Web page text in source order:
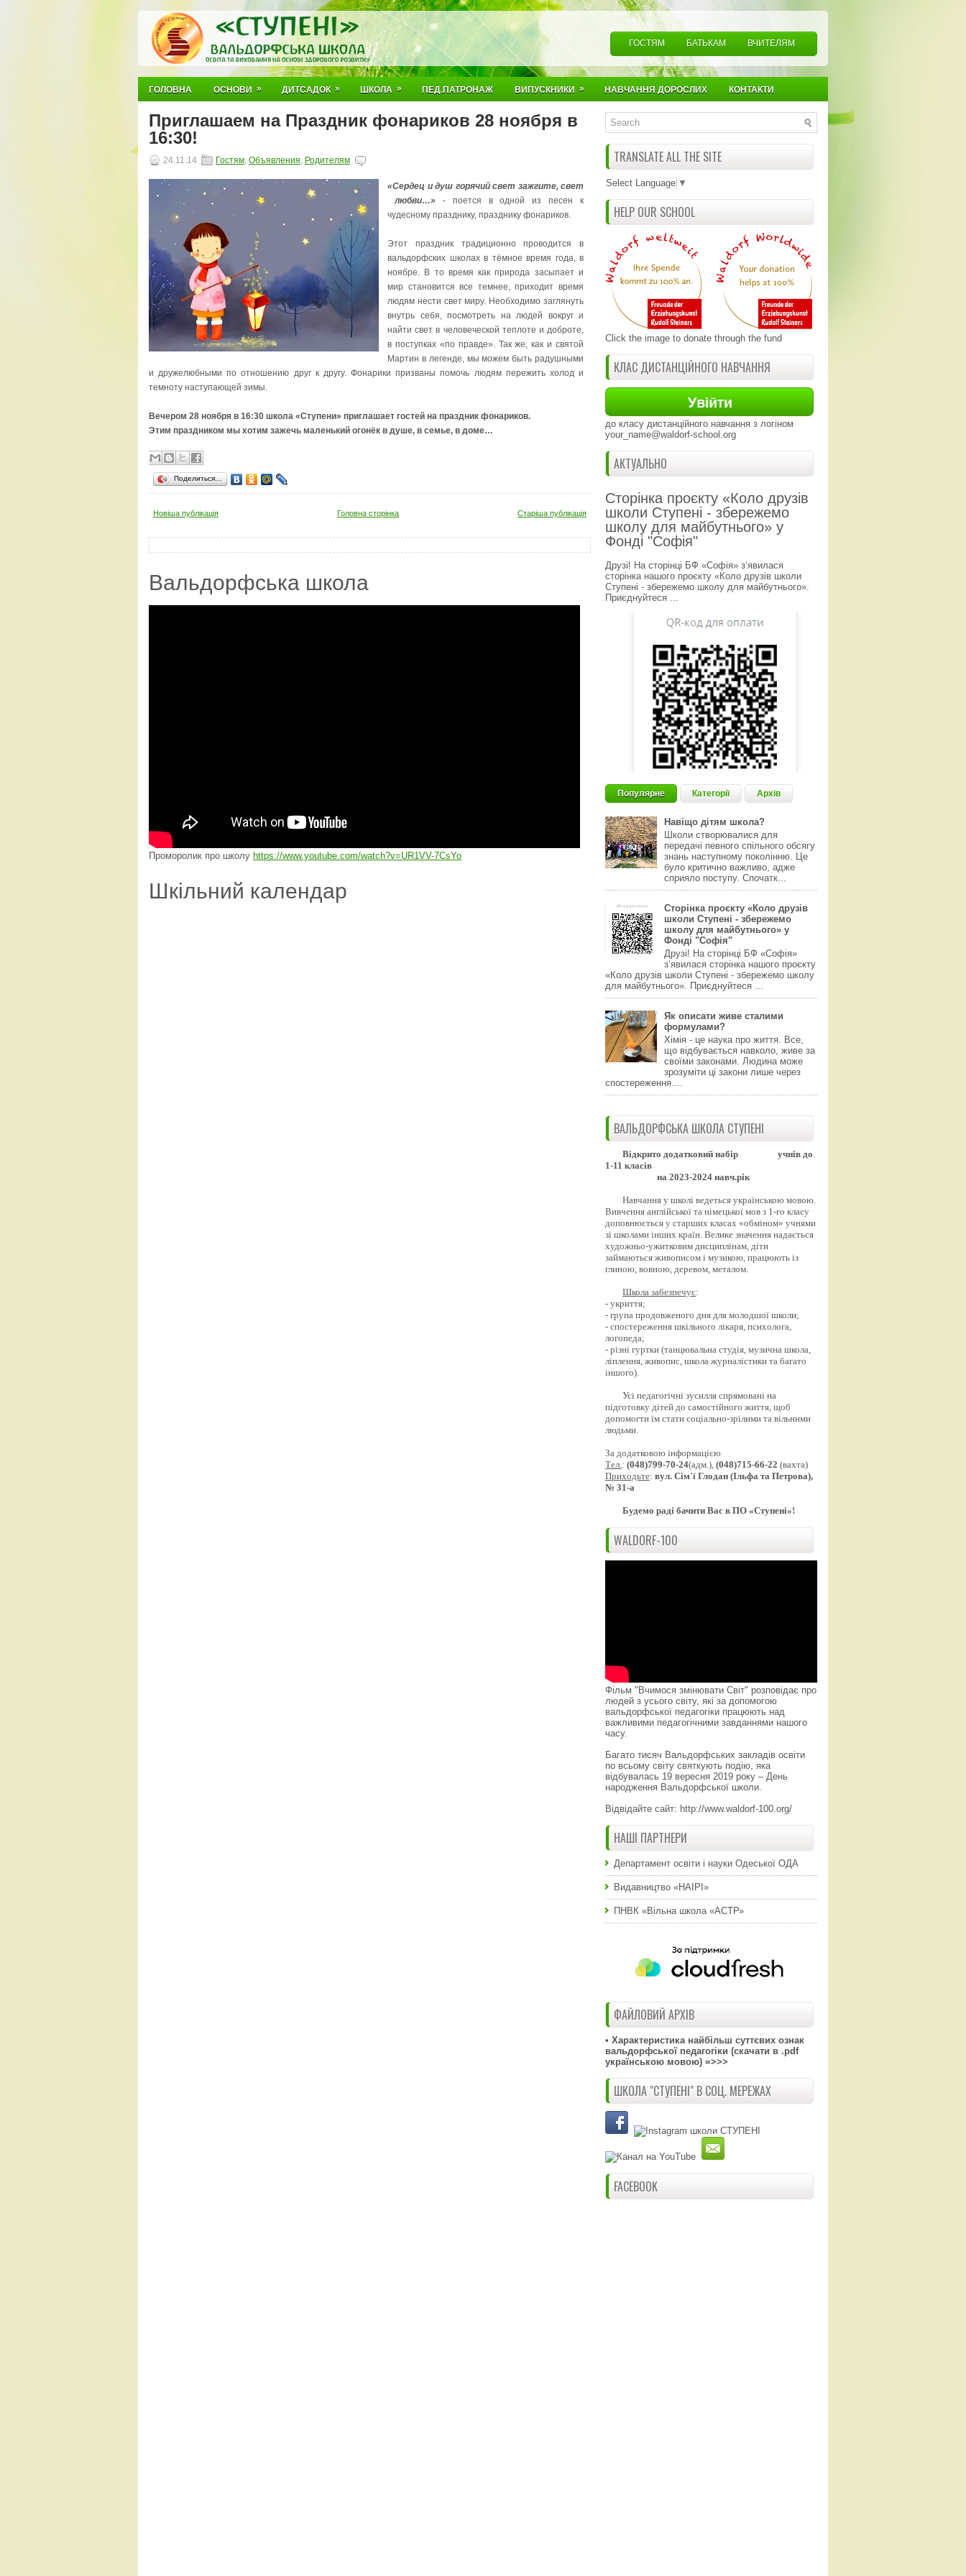
ГОСТЯМ БАТЬКАМ ВЧИТЕЛЯМ
ГОЛОВНА ОСНОВИ » ДИТСАДОК » ШКОЛА » ПЕД.ПАТРОНАЖ ВИПУСКНИКИ » НАВЧАННЯ ДОРОСЛИХ КОНТАКТИ
Приглашаем на Праздник фонариков 28 ноября в
16:30!
24.11.14 Гостям, Объявления, Родителям
«Сердец и душ горячий свет зажгите, свет
любви…»- поется в одной из песен к
чудесному празднику, празднику фонариков.
Этот праздник традиционно проводится в
вальдорфских школах в тёмное время года, в
ноябре. В то время как природа засыпает и
мир становится все темнее, приходит время
людям нести свет миру. Необходимо заглянуть
внутрь себя, посмотреть на людей вокруг и
найти свет в человеческой теплоте и доброте,
в поступках «по правде». Так же, как и святой
Мартин в легенде, мы можем быть радушными
и дружелюбными по отношению друг к другу. Фонарики призваны помочь людям пережить холод и
темноту наступающей зимы.
Вечером 28 ноября в 16:30 школа «Ступени» приглашает гостей на праздник фонариков.
Этим праздником мы хотим зажечь маленький огонёк в душе, в семье, в доме…
Поделиться…
Новіша публікація Старіша публікація
Головна сторінка
Вальдорфська школа
Проморолик про школу https://www.youtube.com/watch?v=UR1VV-7CsYo
Шкільний календар
TRANSLATE ALL THE SITE
Select Language ▼
HELP OUR SCHOOL
Click the image to donate through the fund
КЛАС ДИСТАНЦІЙНОГО НАВЧАННЯ
до класу дистанційного навчання з логіном
your_name@waldorf-school.org
АКТУАЛЬНО
Сторінка проєкту «Коло друзів
школи Ступені - збережемо
школу для майбутнього» у
Фонді "Софія"
Друзі! На сторінці БФ «Софія» з‘явилася
сторінка нашого проєкту «Коло друзів школи
Ступені - збережемо школу для майбутнього».
Приєднуйтеся ...
Популярне Категорії Архів
Навіщо дітям школа?
Школи створювалися для
передачі певного спільного обсягу
знань наступному поколінню. Це
було критично важливо, адже
сприяло поступу. Спочатк...
Сторінка проєкту «Коло друзів
школи Ступені - збережемо
школу для майбутнього» у
Фонді "Софія"
Друзі! На сторінці БФ «Софія»
з‘явилася сторінка нашого проєкту
«Коло друзів школи Ступені - збережемо школу
для майбутнього». Приєднуйтеся ...
Як описати живе сталими
формулами?
Хімія - це наука про життя. Все,
що відбувається навколо, живе за
своїми законами. Людина може
зрозуміти ці закони лише через
спостереження....
ВАЛЬДОРФСЬКА ШКОЛА СТУПЕНІ
Відкрито додатковий набір
учнів до
1-11 класів
на 2023-2024 навч.рік
Навчання у школі ведеться українською мовою.
Вивчення англійської та німецької мов з 1-го класу
доповнюється у старших класах «обміном» учнями
зі школами інших країн. Велике значення надається
художньо-ужитковим дисциплінам, діти
займаються живописом і музикою, працюють із
глиною, вовною, деревом, металом.
Школа забезпечує:
- укриття;
- група продовженого дня для молодшої школи;
- спостереження шкільного лікаря, психолога,
логопеда;
- різні гуртки (танцювальна студія, музична школа,
ліплення, живопис, школа журналістики та багато
іншого).
Усі педагогічні зусилля спрямовані на
підготовку дітей до самостійного життя, щоб
допомогти їм стати соціально-зрілими та вільними
людьми.
За додатковою інформацією
Тел. : (048)799-70-24(адм.), (048)715-66-22 (вахта)
Приходьте: вул. Сім'ї Глодан (Ільфа та Петрова),
№ 31-а
Будемо раді бачити Вас в ПО «Ступені»!
WALDORF-100
Фільм "Вчимося змінювати Світ" розповідає про
людей з усього світу, які за допомогою
вальдорфської педагогіки працюють над
важливими педагогічними завданнями нашого
часу.
Багато тисяч Вальдорфських закладів освіти
по всьому світу святкують подію, яка
відбувалась 19 вересня 2019 року – День
народження Вальдорфської школи.
Відвідайте сайт: http://www.waldorf-100.org/
НАШІ ПАРТНЕРИ
Департамент освіти і науки Одеської ОДА
Видавництво «НАІРІ»
ПНВК «Вільна школа «АСТР»
ФАЙЛОВИЙ АРХІВ
• Характеристика найбільш суттєвих ознак
вальдорфської педагогіки (скачати в .pdf
українською мовою) =>>>
ШКОЛА "СТУПЕНІ" В СОЦ. МЕРЕЖАХ
FACEBOOK